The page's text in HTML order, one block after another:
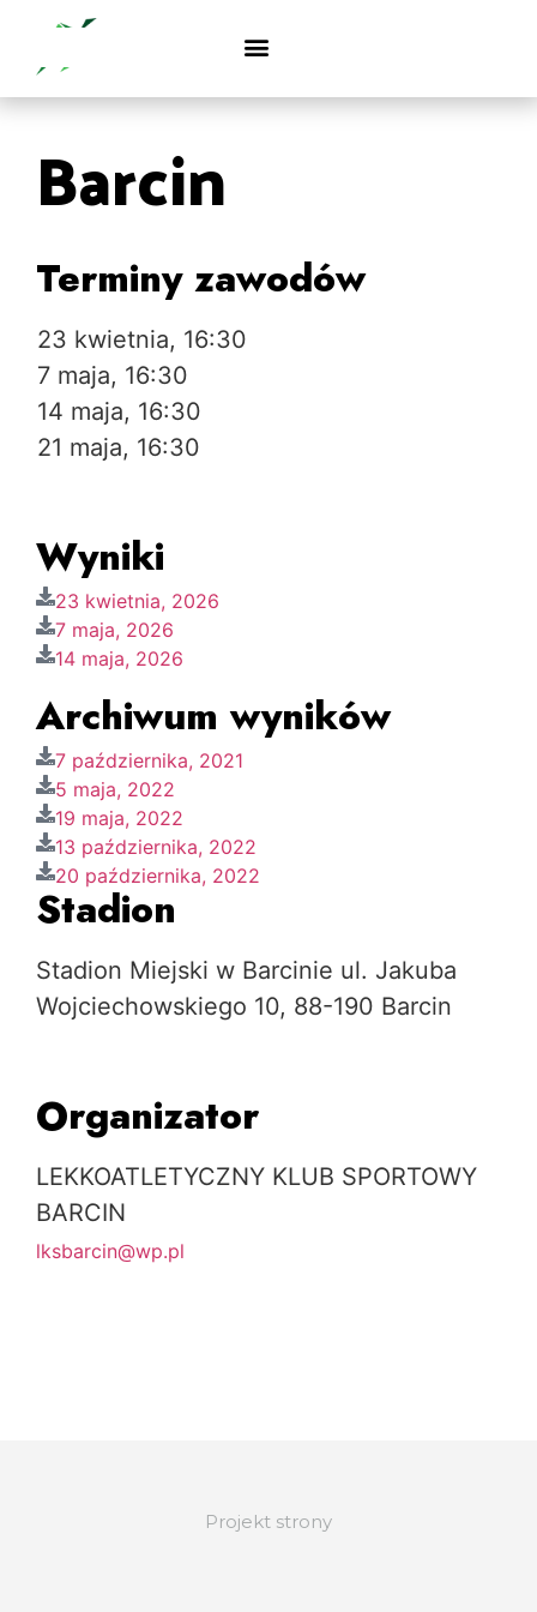
Barcin
Terminy zawodów
23 kwietnia, 16:30
7 maja, 16:30
14 maja, 16:30
21 maja, 16:30
Wyniki
23 kwietnia, 2026
7 maja, 2026
14 maja, 2026
Archiwum wyników
7 października, 2021
5 maja, 2022
19 maja, 2022
13 października, 2022
20 października, 2022
Stadion
Stadion Miejski w Barcinie ul. Jakuba
Wojciechowskiego 10, 88-190 Barcin
Organizator
LEKKOATLETYCZNY KLUB SPORTOWY
BARCIN
lksbarcin@wp.pl
Projekt strony